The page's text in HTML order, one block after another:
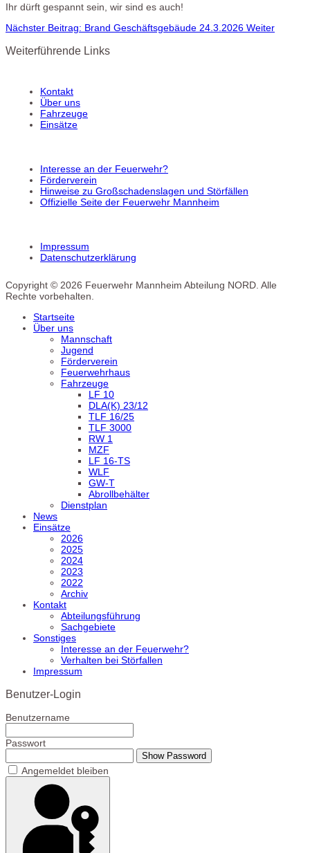
Ihr dürft gespannt sein, wir sind es auch!
Nächster Beitrag: Brand Geschäftsgebäude 24.3.2026 Weiter
Weiterführende Links
Kontakt
Über uns
Fahrzeuge
Einsätze
Interesse an der Feuerwehr?
Förderverein
Hinweise zu Großschadenslagen und Störfällen
Offizielle Seite der Feuerwehr Mannheim
Impressum
Datenschutzerklärung
Copyright © 2026 Feuerwehr Mannheim Abteilung NORD. Alle
Rechte vorbehalten.
Startseite
Über uns
Mannschaft
Jugend
Förderverein
Feuerwehrhaus
Fahrzeuge
LF 10
DLA(K) 23/12
TLF 16/25
TLF 3000
RW 1
MZF
LF 16-TS
WLF
GW-T
Abrollbehälter
Dienstplan
News
Einsätze
2026
2025
2024
2023
2022
Archiv
Kontakt
Abteilungsführung
Sachgebiete
Sonstiges
Interesse an der Feuerwehr?
Verhalten bei Störfallen
Impressum
Benutzer-Login
Benutzername
Passwort
Show Password
Angemeldet bleiben